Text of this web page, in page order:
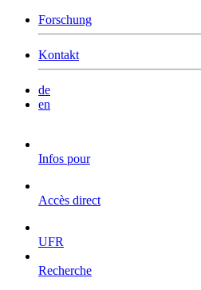
Forschung
Kontakt
de
en
Infos pour
Accès direct
UFR
Recherche